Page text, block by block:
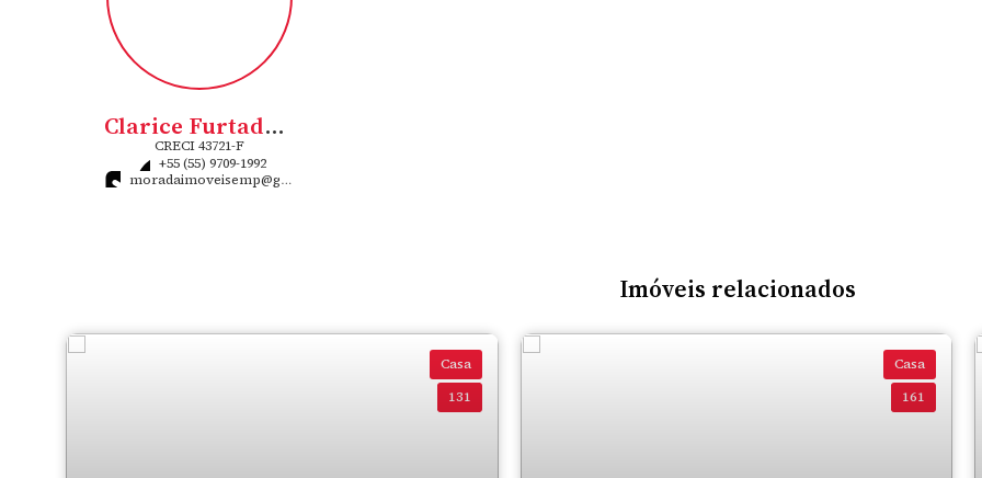
Clarice Furtado Flores Rigo
CRECI43721-F
+55 (55) 9709-1992
moradaimoveisemp@gmail.com
Imóveis relacionados
Casa
131
Casa
161